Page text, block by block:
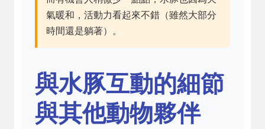
氣暖和，活動力看起來不錯（雖然大部分
時間還是躺著）。
與水豚互動的細節
與其他動物夥伴